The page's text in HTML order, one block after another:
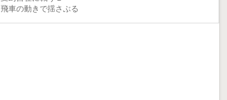
飛車の動きで揺さぶる